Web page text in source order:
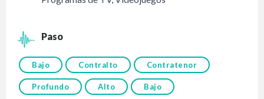
Paso
Bajo Contralto Contratenor
Profundo Alto Bajo